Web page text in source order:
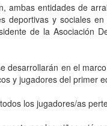
ambas entidades de
deportivas y sociales
de la Asociación
desarrollarán en el
y jugadores del primer
los jugadores/as